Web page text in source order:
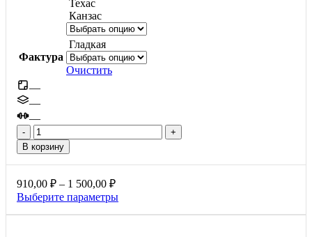
Техас
Канзас
Фактура
Гладкая
Очистить
—
—
—
Количество
товара
Квадрат
малый,
60мм
В корзину
910,00 ₽ – 1 500,00 ₽Диапазон
цен:
Выберите параметрыЭтот